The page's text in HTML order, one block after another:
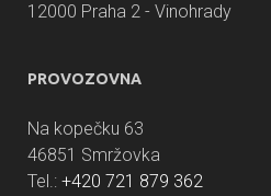
12000 Praha 2 - Vinohrady
PROVOZOVNA
Na kopečku 63
46851 Smržovka
Tel.: +420 721 879 362